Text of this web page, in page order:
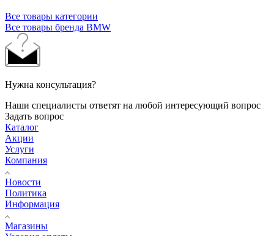
Все товары категории
Все товары бренда BMW
Нужна консультация?
Наши специалисты ответят на любой интересующий вопрос
Задать вопрос
Каталог
Акции
Услуги
Компания
Новости
Политика
Информация
Магазины